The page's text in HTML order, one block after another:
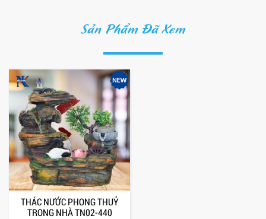
Sản Phẩm Đã Xem
THÁC NƯỚC PHONG THUỶ
TRONG NHÀ TN02-440